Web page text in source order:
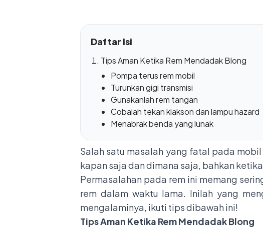
Daftar Isi
Tips Aman Ketika Rem Mendadak Blong
Pompa terus rem mobil
Turunkan gigi transmisi
Gunakanlah rem tangan
Cobalah tekan klakson dan lampu hazard
Menabrak benda yang lunak
Salah satu masalah yang fatal pada
kapan saja dan dimana saja, bahkan
Permasalahan pada rem ini memang
rem dalam waktu lama. Inilah yang
mengalaminya, ikuti tips dibawah ini!
Tips Aman Ketika Rem Mendadak Blong